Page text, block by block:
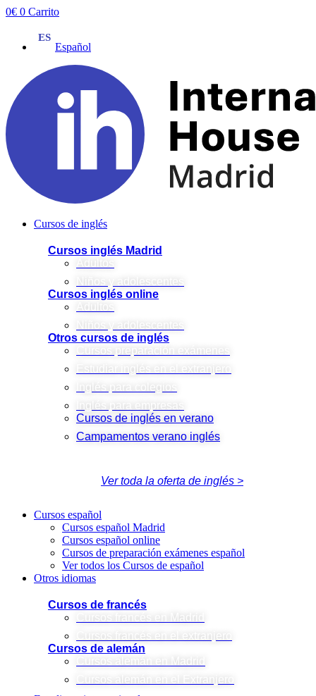
Ir
contenido
0€ 0 Carrito
Español
Cursos de inglés
Cursos inglés Madrid
Adultos
Niños y adolescentes
Cursos inglés online
Adultos
Niños y adolescentes
Otros cursos de inglés
Cursos preparación exámenes
Estudiar inglés en el extranjero
Inglés para colegios
Inglés para empresas
Cursos de inglés en verano
Campamentos verano inglés
Ver toda la oferta de inglés >
Cursos español
Cursos español Madrid
Cursos español online
Cursos de preparación exámenes español
Ver todos los Cursos de español
Otros idiomas
Cursos de francés
Cursos francés en Madrid
Cursos de alemán
Cursos alemán en Madrid
Cursos alemán en el Extranjero